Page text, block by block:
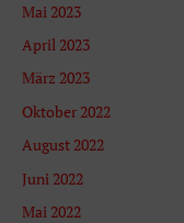
Mai 2023
April 2023
März 2023
Oktober 2022
August 2022
Juni 2022
Mai 2022